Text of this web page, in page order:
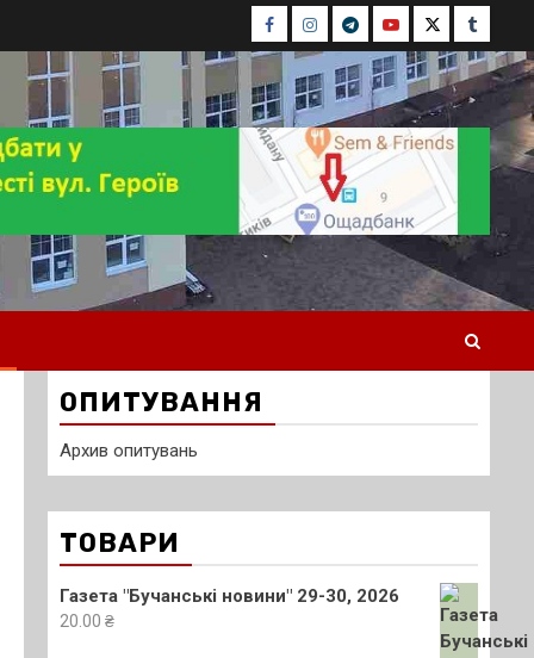
Facebook
Instagram
TelegramYoutubeTwitterTumblr
ОПИТУВАННЯ
Архив опитувань
ТОВАРИ
Газета "Бучанські новини" 29-30, 2026
20.00 ₴